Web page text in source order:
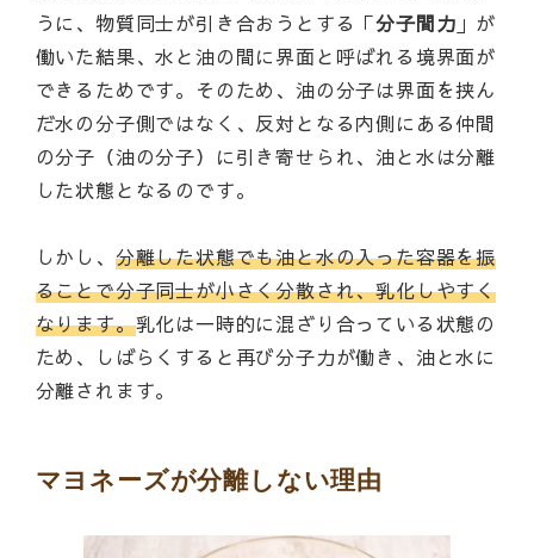
うに、物質同士が引き合おうとする「分子間力 」が
働いた結果、水と油の間に界面と呼ばれる境界面が
できるためです。そのため、油の分子は界面を挟ん
だ水の分子側ではなく、反対となる内側にある仲間
の分子（油の分子）に引き寄せられ、油と水は分離
した状態となるのです。
しかし、 分離した状態でも油と水の入った容器を振
ることで分子同士が小さく分散され、乳化しやすく
なります。乳化は一時的に混ざり合っている状態の
ため、しばらくすると再び分子力が働き、油と水に
分離されます。
マヨネーズが分離しない理由